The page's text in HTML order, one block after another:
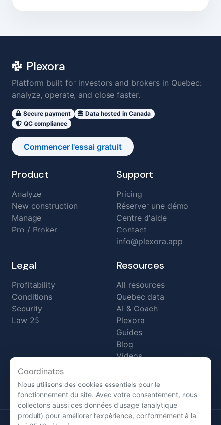
Coordinates
Nous utilisons des cookies essentiels pour le
fonctionnement du site. Avec votre consentement, nous
collectons aussi des données d’usage (analytique
produit) pour améliorer l’expérience, conformément à la
Plexora
Platform built for investors and brokers in Quebec:
analyze, operate, and close faster.
Secure payment
Data hosted in Canada
QC compliance
Commencer l'essai gratuit
Product
Analyze
New construction
Manage
Pro / Broker
Support
Pricing
Réserver une démo
Centre d'aide
Contact
info@plexora.app
Legal
Profitability
Conditions
Security
Law 25
Resources
All resources
Quebec data
AI & Coach
Plexora
Guides
Blog
Videos
FAQ
Changelog